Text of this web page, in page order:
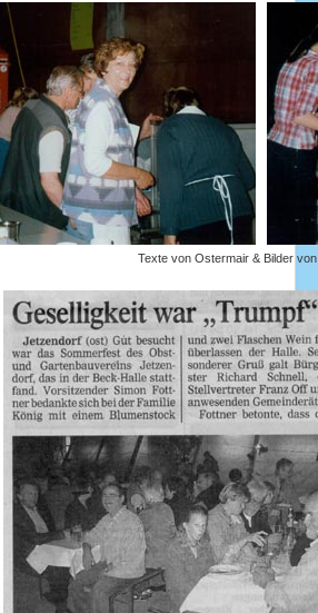
Texte von Ostermair & Bilder